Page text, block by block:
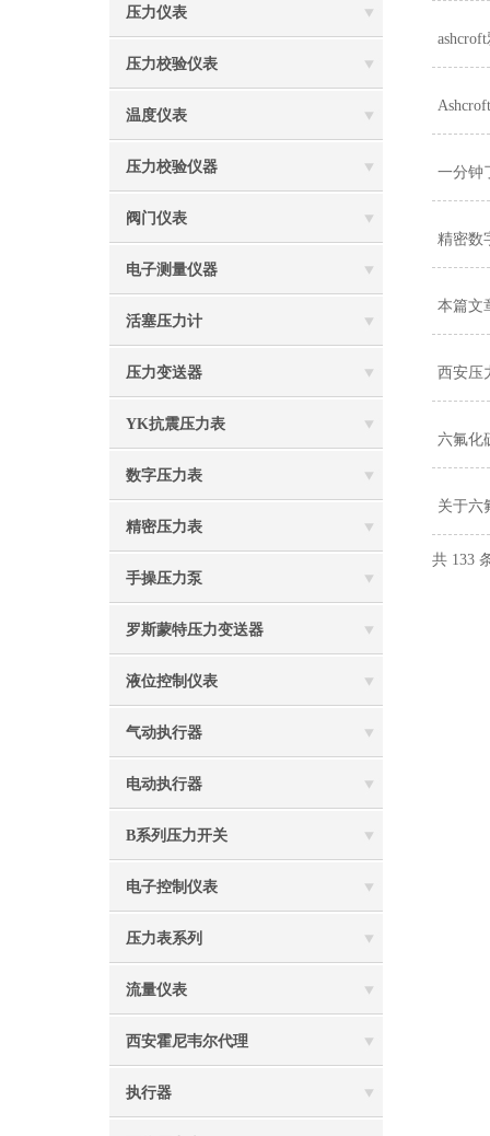
压力仪表
压力校验仪表
温度仪表
压力校验仪器
阀门仪表
电子测量仪器
活塞压力计
压力变送器
YK抗震压力表
数字压力表
精密压力表
手操压力泵
罗斯蒙特压力变送器
液位控制仪表
气动执行器
电动执行器
B系列压力开关
电子控制仪表
压力表系列
流量仪表
西安霍尼韦尔代理
执行器
一分钟
精密数
本篇文
西安压
六氟化
关于六
共 133